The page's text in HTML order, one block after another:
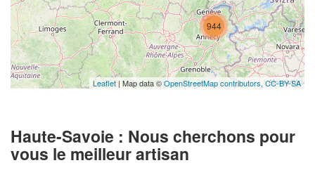
944
Leaflet| Map data ©OpenStreetMap contributors, CC-BY-SA
Haute-Savoie : Nous cherchons pour
vous le meilleur artisan